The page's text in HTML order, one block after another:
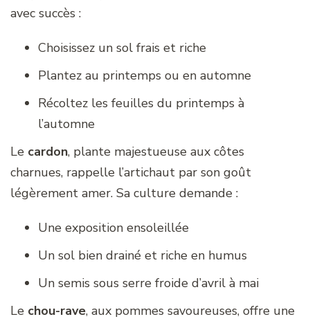
avec succès :
Choisissez un sol frais et riche
Plantez au printemps ou en automne
Récoltez les feuilles du printemps à
l’automne
Le cardon, plante majestueuse aux côtes
charnues, rappelle l’artichaut par son goût
légèrement amer. Sa culture demande :
Une exposition ensoleillée
Un sol bien drainé et riche en humus
Un semis sous serre froide d’avril à mai
Le chou-rave, aux pommes savoureuses, offre une